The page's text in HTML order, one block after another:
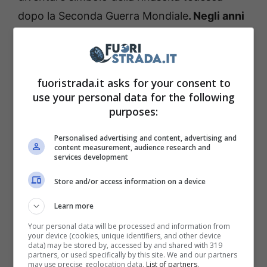
dopo la Seconda Guerra Mondiale. Negli anni
simbolo iconico nella cinematografia
Il ritorno dell’iconico
Maggiolino VQ
Detroit, prima reinterpretazione del
Maggiolino moderno, con tanto di vaso
portafiori sul cruscotto e i fanali simili a
enormi occhi. Il ritorno sulle strade fu un
successo. Nel 2011 arriva anche la seconda
fuoristrada.it asks for your consent to
use your personal data for the following
purposes:
Personalised advertising and content, advertising and
content measurement, audience research and
services development
Store and/or access information on a device
Learn more
Your personal data will be processed and information from
your device (cookies, unique identifiers, and other device
data) may be stored by, accessed by and shared with 319
partners, or used specifically by this site. We and our partners
may use precise geolocation data. List of partners.